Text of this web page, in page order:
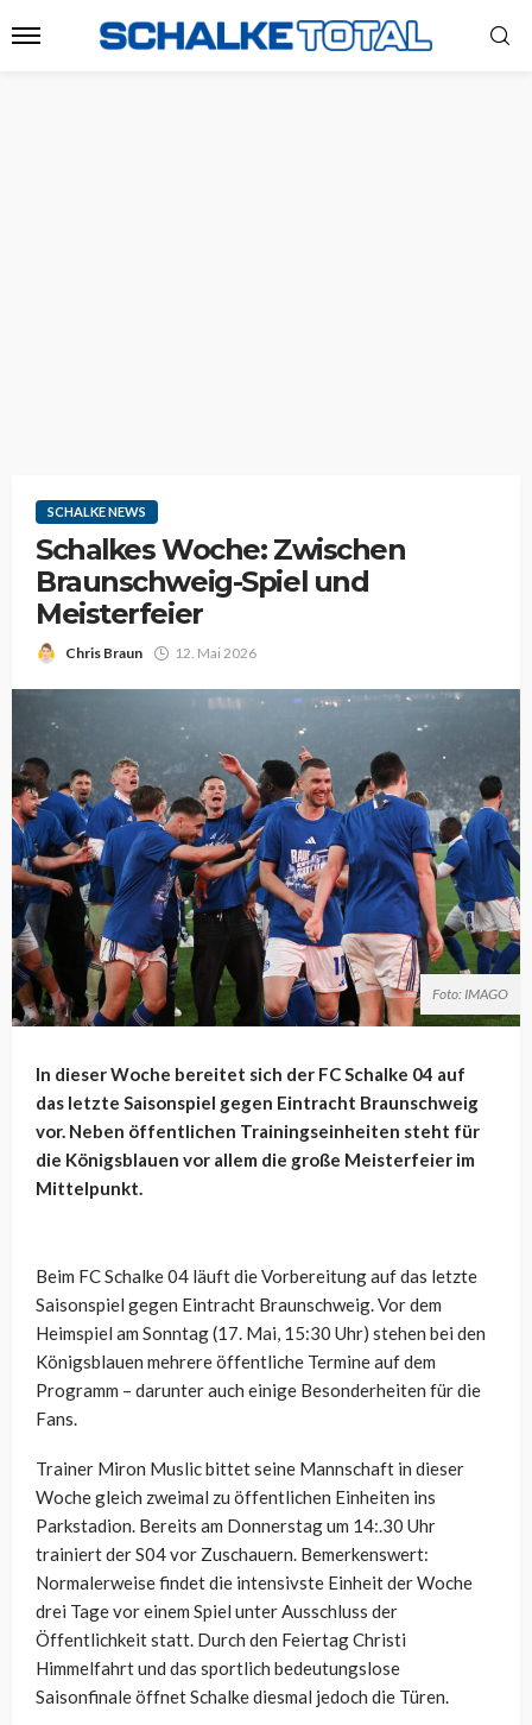
SCHALKE NEWS
Schalkes Woche: Zwischen
Braunschweig-Spiel und
Meisterfeier
Chris Braun 12. Mai 2026
Foto: IMAGO
In dieser Woche bereitet sich der FC Schalke 04 auf
das letzte Saisonspiel gegen Eintracht Braunschweig
vor. Neben öffentlichen Trainingseinheiten steht für
die Königsblauen vor allem die große Meisterfeier im
Mittelpunkt.
Beim FC Schalke 04 läuft die Vorbereitung auf das letzte
Saisonspiel gegen Eintracht Braunschweig. Vor dem
Heimspiel am Sonntag (17. Mai, 15:30 Uhr) stehen bei den
Königsblauen mehrere öffentliche Termine auf dem
Programm – darunter auch einige Besonderheiten für die
Fans.
Trainer Miron Muslic bittet seine Mannschaft in dieser
Woche gleich zweimal zu öffentlichen Einheiten ins
Parkstadion. Bereits am Donnerstag um 14:.30 Uhr
trainiert der S04 vor Zuschauern. Bemerkenswert:
Normalerweise findet die intensivste Einheit der Woche
drei Tage vor einem Spiel unter Ausschluss der
Öffentlichkeit statt. Durch den Feiertag Christi
Himmelfahrt und das sportlich bedeutungslose
Saisonfinale öffnet Schalke diesmal jedoch die Türen.